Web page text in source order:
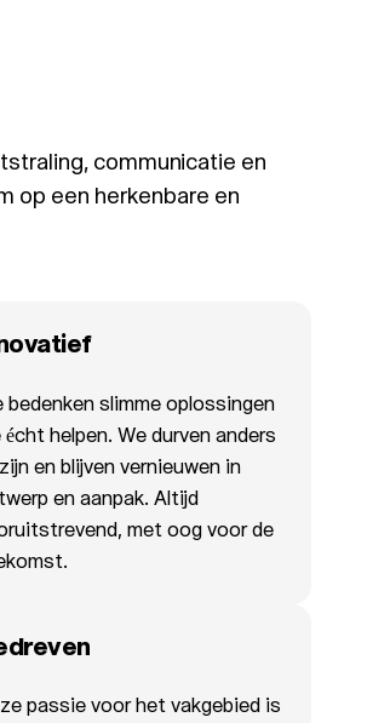
communicatie en
op een herkenbare en
bedenken slimme oplossingen
écht helpen. We durven anders
en blijven vernieuwen in
en aanpak. Altijd
met oog voor de
passie voor het vakgebied is